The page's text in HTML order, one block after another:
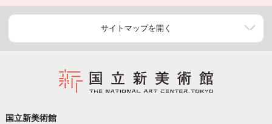
サイトマップを開く
国立新美術館